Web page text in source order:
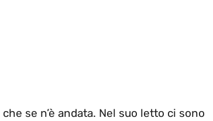
se n’è andata. Nel suo letto ci sono